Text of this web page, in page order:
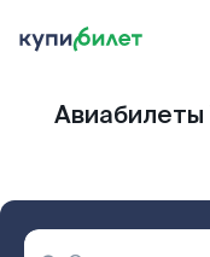
Авиабилеты